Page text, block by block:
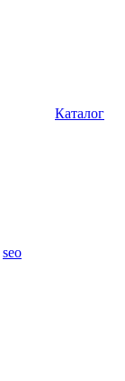
Каталог
seo